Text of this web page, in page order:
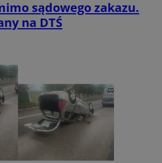
sądowego zakazu.
na DTŚ